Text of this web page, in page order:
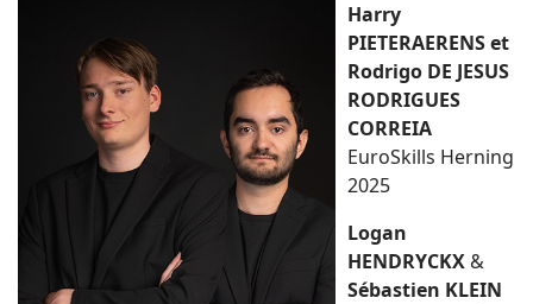
Harry
PIETERAERENS et
Rodrigo DE JESUS
RODRIGUES
CORREIA
EuroSkills Herning
2025
Logan
HENDRYCKX &
Sébastien KLEIN